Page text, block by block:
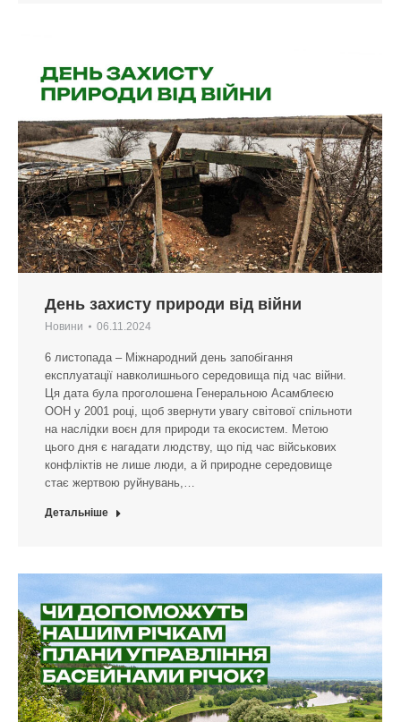
День захисту природи від війни
Новини 06.11.2024
6 листопада – Міжнародний день запобігання
експлуатації навколишнього середовища під час війни.
Ця дата була проголошена Генеральною Асамблеєю
ООН у 2001 році, щоб звернути увагу світової спільноти
на наслідки воєн для природи та екосистем. Метою
цього дня є нагадати людству, що під час військових
конфліктів не лише люди, а й природне середовище
стає жертвою руйнувань,…
Детальніше